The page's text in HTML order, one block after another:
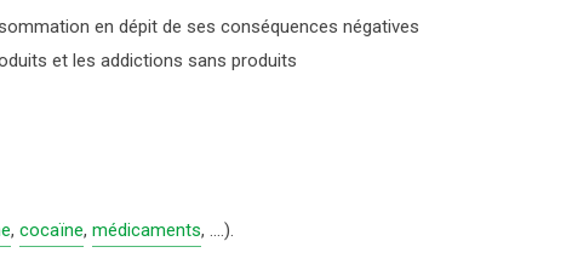
en dépit de ses conséquences négatives
et les addictions sans produits
, cocaïne, médicaments, ….).